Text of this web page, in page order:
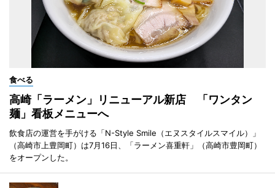
食べる
高崎「ラーメン」リニューアル新店 「ワンタン
麺」看板メニューへ
飲食店の運営を手がける「N-Style Smile（エヌスタイルスマイル）」
（高崎市上豊岡町）は7月16日、「ラーメン喜重軒」（高崎市豊岡町）
をオープンした。